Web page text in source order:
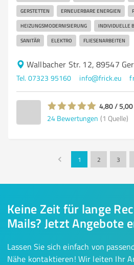
GERSTETTEN ERNEUERBARE ENERGIEN
HEIZUNGSMODERNISIERUNG INDIVIDUELLE
SANITÄR ELEKTRO FLIESENARBEITEN
Wallbacher Str. 12, 89547
Tel. 07323 95160 info@frick.eu
4,80 / 5,00
24 Bewertungen (1 Quelle)
1 2 3
Keine Zeit für lange
Mails? Jetzt Angebote
Lassen Sie sich einfach von
Nähe kontaktieren! Wir leiten Ihr